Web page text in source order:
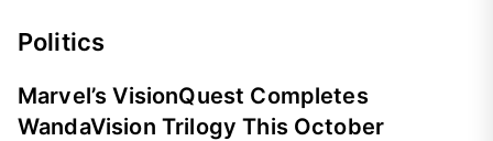
Politics
Marvel’s VisionQuest Completes
WandaVision Trilogy This October